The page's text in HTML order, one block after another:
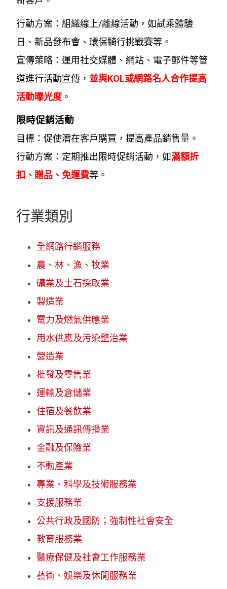
行動方案：組織線上/離線活動，如試乘體驗
日、新品發布會、環保騎行挑戰賽等。
宣傳策略：運用社交媒體、網站、電子郵件等管
道進行活動宣傳， 並與KOL或網路名人合作提高
活動曝光度 。
限時促銷活動
目標：促使潛在客戶購買，提高產品銷售量。
行動方案：定期推出限時促銷活動，如滿額折
扣、贈品、免運費等。
行業類別
全網路行銷服務
農、林、漁、牧業
礦業及土石採取業
製造業
電力及燃氣供應業
用水供應及污染整治業
營造業
批發及零售業
運輸及倉儲業
住宿及餐飲業
資訊及通訊傳播業
金融及保險業
不動產業
專業、科學及技術服務業
支援服務業
公共行政及國防；強制性社會安全
教育服務業
醫療保健及社會工作服務業
藝術、娛樂及休閒服務業